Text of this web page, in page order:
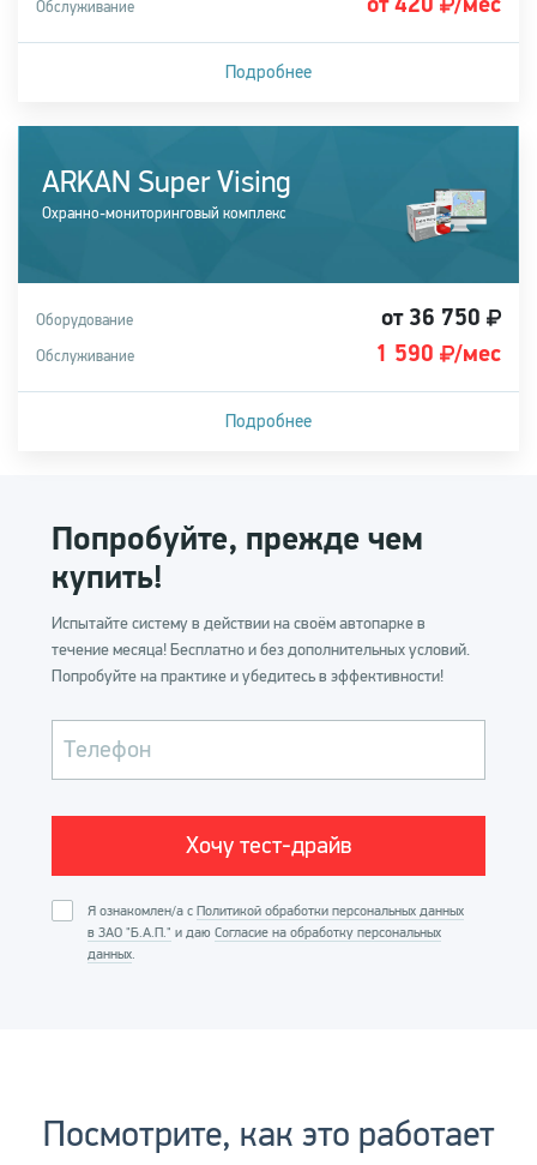
Обслуживание
Подробнее
Купить систему
ARKAN Super Vising
Охранно-мониторинговый комплекс
Оборудование от 36 750
Обслуживание 1 590 /мес
Подробнее
Купить систему
Попробуйте, прежде чем
купить!
Испытайте систему в действии на своём автопарке в
течение месяца! Бесплатно и без дополнительных условий.
Попробуйте на практике и убедитесь в эффективности!
Телефон
Я ознакомлен/а с Политикой обработки персональных данных
в ЗАО "Б.А.П." и даю Согласие на обработку персональных
данных
Посмотрите, как это работает